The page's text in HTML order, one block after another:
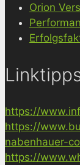
Orion
https://
https://
nabenhauer-
https://